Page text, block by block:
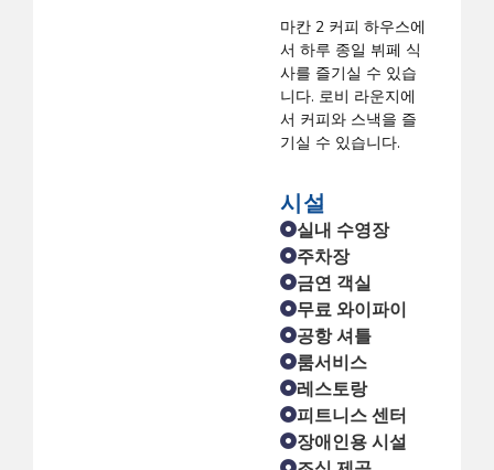
마칸 2 커피 하우스에
서 하루 종일 뷔페 식
사를 즐기실 수 있습
니다. 로비 라운지에
서 커피와 스낵을 즐
기실 수 있습니다.
시설
실내 수영장
주차장
금연 객실
무료 와이파이
공항 셔틀
룸서비스
레스토랑
피트니스 센터
장애인용 시설